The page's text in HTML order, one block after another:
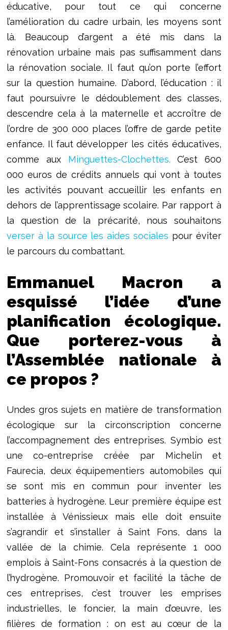
éducative, pour tout ce qui concerne
l’amélioration du cadre urbain, les moyens sont
là. Beaucoup d’argent a été mis dans la
rénovation urbaine mais pas suffisamment dans
la rénovation sociale. Il faut qu’on porte l’effort
sur la question humaine. D’abord, l’éducation : il
faut poursuivre le dédoublement des classes,
descendre cela à la maternelle et accroître de
l’ordre de 300 000 places l’offre de garde petite
enfance. Il faut développer les cités éducatives,
comme aux Minguettes-Clochettes. C’est 600
000 euros de crédits annuels qui vont à toutes
les activités pouvant accueillir les enfants en
dehors de l’apprentissage scolaire. Par rapport à
la question de la précarité, nous souhaitons
verser à la source les aides sociales pour éviter
le parcours du combattant.
Emmanuel Macron a
esquissé l’idée d’une
planification écologique.
Que porterez-vous à
l’Assemblée nationale à
ce propos ?
Undes gros sujets en matière de transformation
écologique sur la circonscription concerne
l’accompagnement des entreprises. Symbio est
une co-entreprise créée par Michelin et
Faurecia, deux équipementiers automobiles qui
se sont mis en commun pour inventer les
batteries à hydrogène. Leur première équipe est
installée à Vénissieux mais elle doit ensuite
s’agrandir et s’installer à Saint Fons, dans la
vallée de la chimie. Cela représente 1 000
emplois à Saint-Fons consacrés à la question de
l’hydrogène. Promouvoir et facilité la tâche de
ces entreprises, c’est trouver les emprises
industrielles, le foncier, la main d’œuvre, les
filières de formation : on est au cœur de la